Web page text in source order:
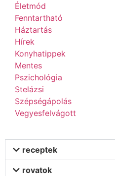
Életmód
Fenntartható
Háztartás
Hírek
Konyhatippek
Mentes
Pszichológia
Stelázsi
Szépségápolás
Vegyesfelvágott
receptek
rovatok